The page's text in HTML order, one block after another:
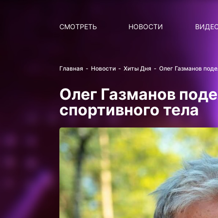
СМОТРЕТЬ НОВОСТИ
Главная Новости Хиты Дня Олег Газманов
Олег Газманов
спортивного тела